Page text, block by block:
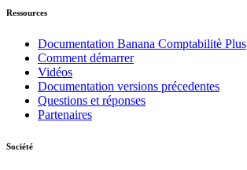
Ressources
Documentation Banana Comptabilitè Plus
Comment démarrer
Vidéos
Documentation versions précedentes
Questions et réponses
Partenaires
Société